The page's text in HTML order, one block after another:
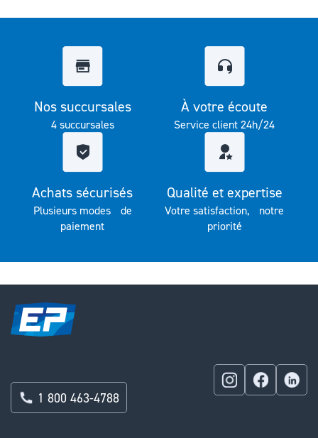
Nos succursales
4 succursales
À votre écoute
Service client 24h/24
Achats sécurisés
Plusieurs modes de
paiement
Qualité et expertise
Votre satisfaction, notre
priorité
1 800 463-4788